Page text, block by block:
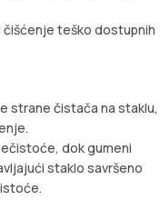
čišćenje teško dostupnih
strane čistača na staklu,
dok gumeni
staklo savršeno